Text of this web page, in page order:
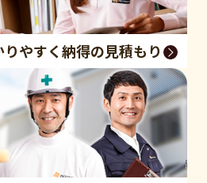
りやすく納得の見積もり